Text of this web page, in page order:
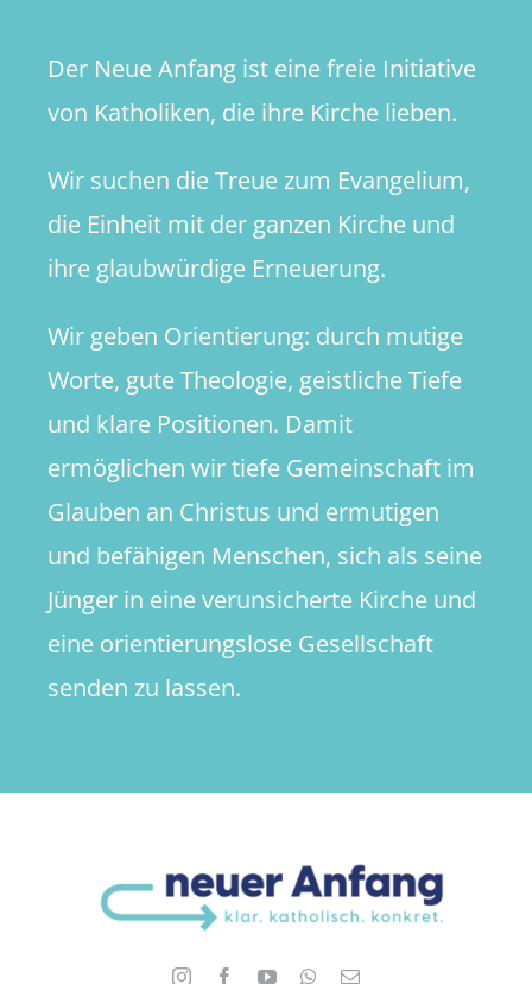
Der Neue Anfang ist eine freie Initiative
von Katholiken, die ihre Kirche lieben.
Wir suchen die Treue zum Evangelium,
die Einheit mit der ganzen Kirche und
ihre glaubwürdige Erneuerung.
Wir geben Orientierung: durch mutige
Worte, gute Theologie, geistliche Tiefe
und klare Positionen. Damit
ermöglichen wir tiefe Gemeinschaft im
Glauben an Christus und ermutigen
und befähigen Menschen, sich als seine
Jünger in eine verunsicherte Kirche und
eine orientierungslose Gesellschaft
senden zu lassen.